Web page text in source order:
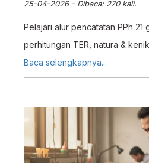
25-04-2026 - Dibaca: 270 kali.
Pelajari alur pencatatan PPh 21
perhitungan TER, natura &
jurnal akuntansi, hingga
2024.
Baca selengkapnya...